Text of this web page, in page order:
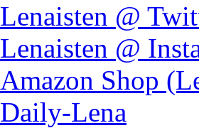
Lenaisten @
Lenaisten @
Amazon Shop
Daily-Lena